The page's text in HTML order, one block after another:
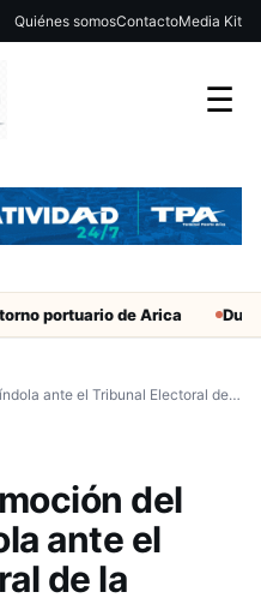
Quiénes somosContactoMedia Kit
☰
de Arica Duro
ante el Tribunal Electoral de…
del
ante el
de la